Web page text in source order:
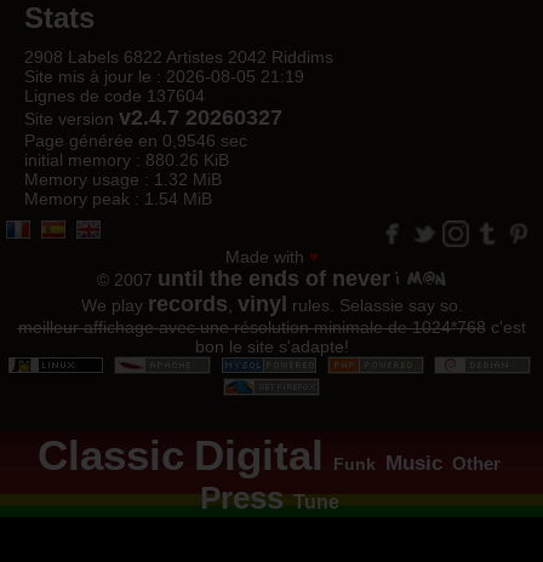
Stats
2908 Labels 6822 Artistes 2042 Riddims
Site mis à jour le : 2026-08-05 21:19
Lignes de code 137604
Site version v2.4.7 20260327
Page générée en 0,9546 sec
initial memory : 880.26 KiB
Memory usage : 1.32 MiB
Memory peak : 1.54 MiB
Made with ♥
© 2007 until the ends of never
We play records vinyl
rules. Selassie say so.
meilleur affichage avec une résolution minimale de 1024*768c'est
bon le site s'adapte!
Classic Digital Funk Music Other
Press Tune